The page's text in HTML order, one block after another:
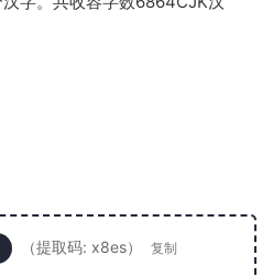
（提取码: x8es） 复制